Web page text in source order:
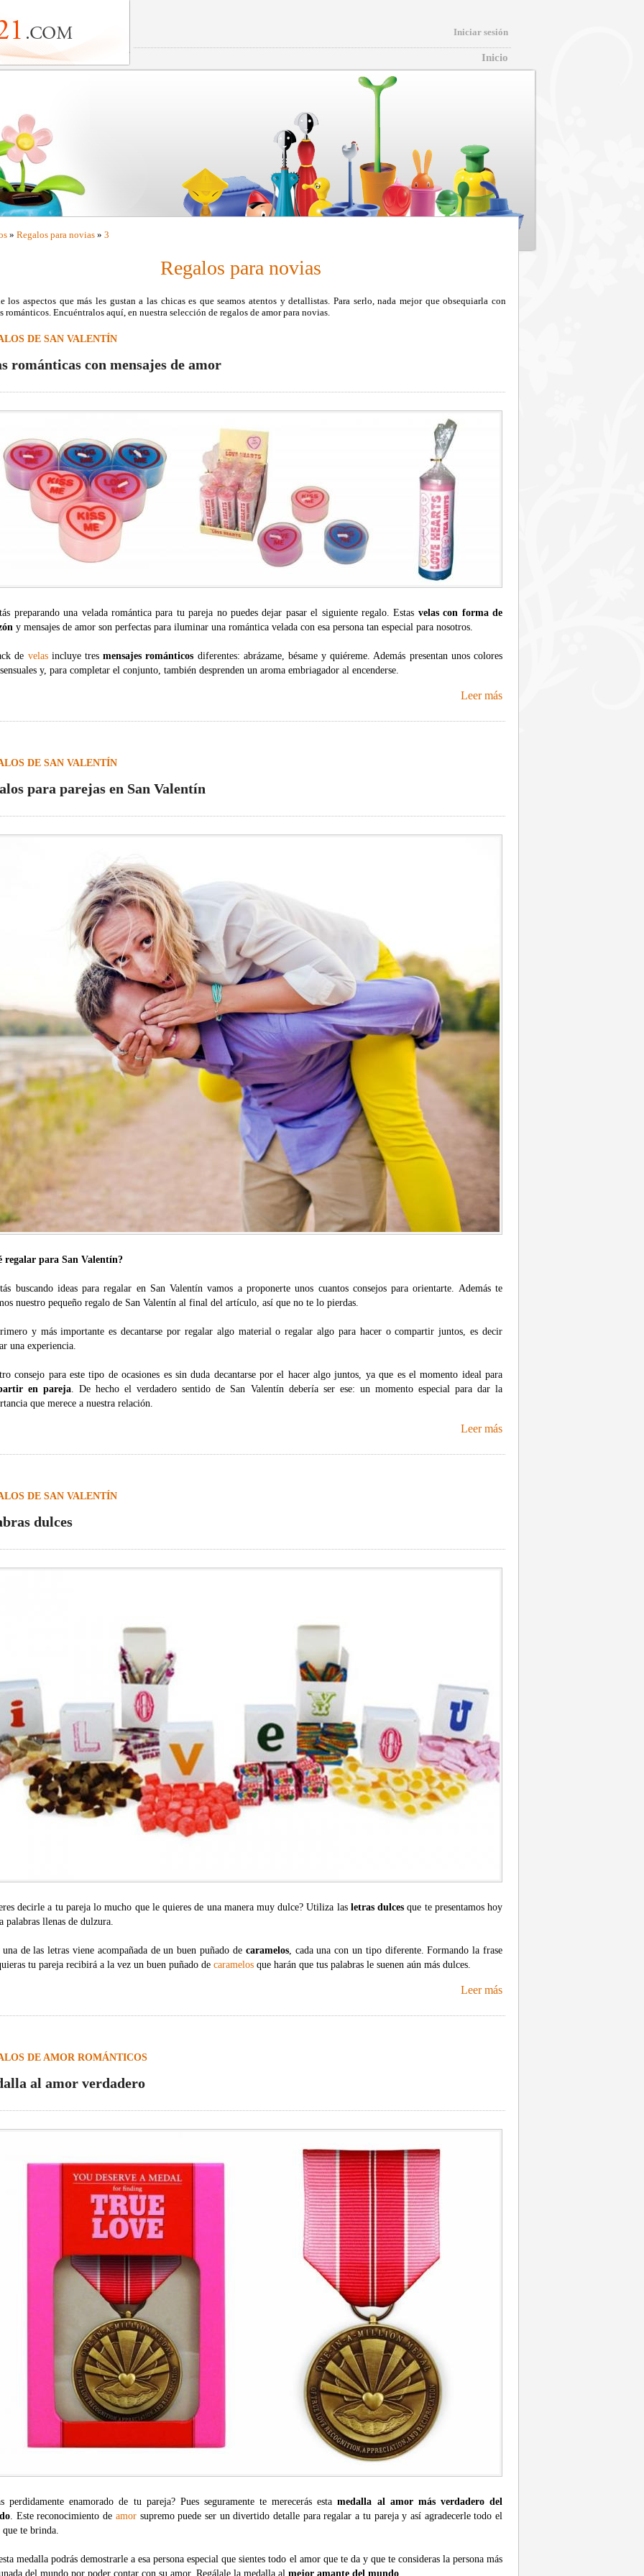
Iniciar sesión
Inicio
» Regalos para novias » 3
Regalos para novias
los aspectos que más les gustan a las chicas es que seamos atentos y detallistas. Para serlo, nada mejor que obsequiarla con
románticos. Encuéntralos aquí, en nuestra selección de regalos de amor para novias.
DE SAN VALENTÍN
románticas con mensajes de amor
preparando una velada romántica para tu pareja no puedes dejar pasar el siguiente regalo. Estas velas con forma de
y mensajes de amor son perfectas para iluminar una romántica velada con esa persona tan especial para nosotros.
de velasincluye tresmensajes románticos diferentes: abrázame, bésame y quiéreme. Además presentan unos colores
y, para completar el conjunto, también desprenden un aroma embriagador al encenderse.
Leer más
DE SAN VALENTÍN
para parejas en San Valentín
regalar para San Valentín?
buscando ideas para regalar en San Valentín vamos a proponerte unos cuantos consejos para orientarte. Además te
nuestro pequeño regalo de San Valentín al final del artículo, así que no te lo pierdas.
y más importante es decantarse por regalar algo material o regalar algo para hacer o compartir juntos, es decir
una experiencia.
consejo para este tipo de ocasiones es sin duda decantarse por el hacer algo juntos, ya que es el momento ideal para
en pareja. De hecho el verdadero sentido de San Valentín debería ser ese: un momento especial para dar la
que merece a nuestra relación.
Leer más
DE SAN VALENTÍN
dulces
decirle a tu pareja lo mucho que le quieres de una manera muy dulce? Utiliza las letras dulces que te presentamos hoy
palabras llenas de dulzura.
una de las letras viene acompañada de un buen puñado de caramelos, cada una con un tipo diferente. Formando la frase
tu pareja recibirá a la vez un buen puñado de caramelos que harán que tus palabras le suenen aún más dulces.
Leer más
DE AMOR ROMÁNTICOS
al amor verdadero
perdidamente enamorado de tu pareja? Pues seguramente te merecerás estamedalla al amor más verdadero del
. Este reconocimiento de amorsupremo puede ser un divertido detalle para regalar a tu pareja y así agradecerle todo el
que te brinda.
medalla podrás demostrarle a esa persona especial que sientes todo el amor que te da y que te consideras la persona más
del mundo por poder contar con su amor. Regálale la medalla al mejor amante del mundo